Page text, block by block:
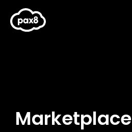
contenu